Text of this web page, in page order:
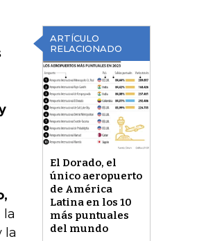
ARTÍCULO
RELACIONADO
El Dorado, el
único aeropuerto
de América
Latina en los 10
más puntuales
del mundo
la
la